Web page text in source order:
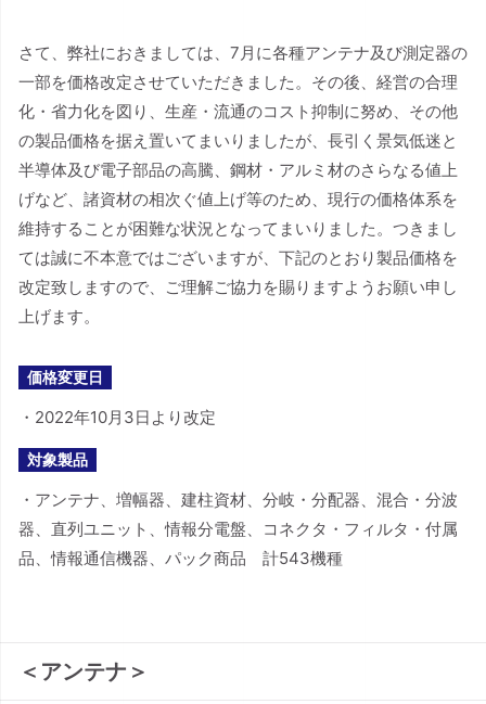
さて、弊社におきましては、7月に各種アンテナ及び測定器の
一部を価格改定させていただきました。その後、経営の合理
化・省力化を図り、生産・流通のコスト抑制に努め、その他
の製品価格を据え置いてまいりましたが、長引く景気低迷と
半導体及び電子部品の高騰、鋼材・アルミ材のさらなる値上
げなど、諸資材の相次ぐ値上げ等のため、現行の価格体系を
維持することが困難な状況となってまいりました。つきまし
ては誠に不本意ではございますが、下記のとおり製品価格を
改定致しますので、ご理解ご協力を賜りますようお願い申し
上げます。
価格変更日
・2022年10月3日より改定
対象製品
・アンテナ、増幅器、建柱資材、分岐・分配器、混合・分波
器、直列ユニット、情報分電盤、コネクタ・フィルタ・付属
品、情報通信機器、パック商品 計543機種
＜アンテナ＞